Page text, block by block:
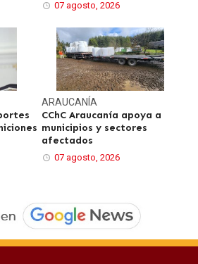
07 agosto, 2026
ARAUCANÍA
CChC Araucanía apoya a
municipios y sectores
afectados
07 agosto, 2026